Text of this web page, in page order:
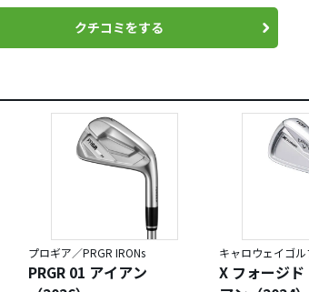
クチコミをする
プロギア／PRGR IRONs
PRGR 01 アイアン
キャロウェイゴル
X フォージ